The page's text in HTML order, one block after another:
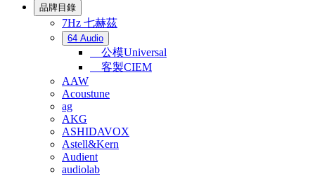
品牌目錄
7Hz 七赫茲
64 Audio
公模Universal
客製CIEM
AAW
Acoustune
ag
AKG
ASHIDAVOX
Astell&Kern
Audient
audiolab